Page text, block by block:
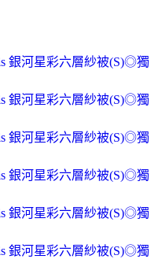
銀河星彩六層紗被(S)◎獨
銀河星彩六層紗被(S)◎獨
銀河星彩六層紗被(S)◎獨
銀河星彩六層紗被(S)◎獨
銀河星彩六層紗被(S)◎獨
銀河星彩六層紗被(S)◎獨